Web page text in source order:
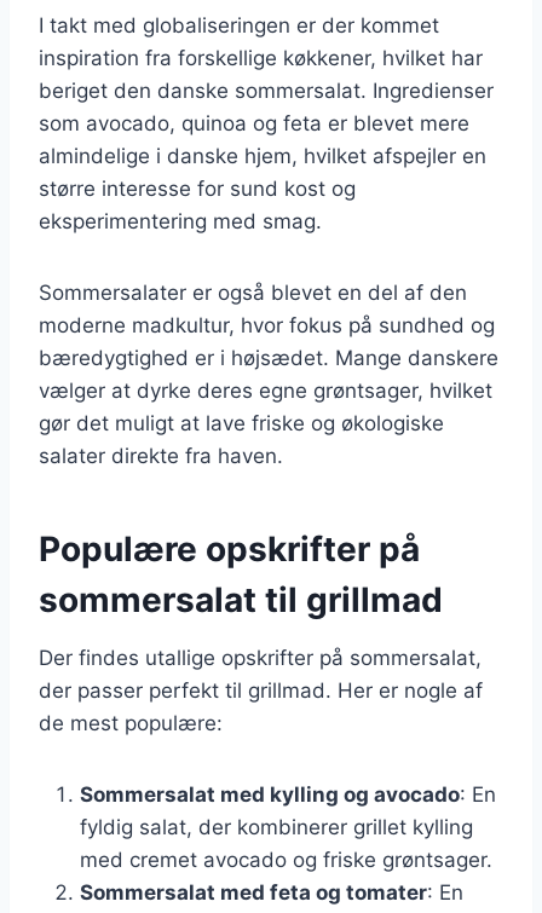
I takt med globaliseringen er der kommet
inspiration fra forskellige køkkener, hvilket har
beriget den danske sommersalat. Ingredienser
som avocado, quinoa og feta er blevet mere
almindelige i danske hjem, hvilket afspejler en
større interesse for sund kost og
eksperimentering med smag.
Sommersalater er også blevet en del af den
moderne madkultur, hvor fokus på sundhed og
bæredygtighed er i højsædet. Mange danskere
vælger at dyrke deres egne grøntsager, hvilket
gør det muligt at lave friske og økologiske
salater direkte fra haven.
Populære opskrifter på
sommersalat til grillmad
Der findes utallige opskrifter på sommersalat,
der passer perfekt til grillmad. Her er nogle af
de mest populære:
Sommersalat med kylling og avocado: En
fyldig salat, der kombinerer grillet kylling
med cremet avocado og friske grøntsager.
Sommersalat med feta og tomater: En